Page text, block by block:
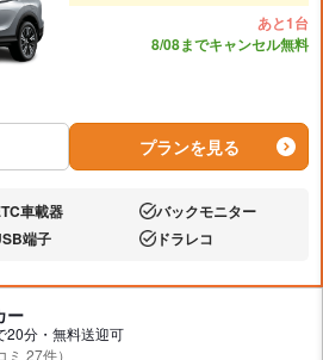
あと1台
8/08までキャンセル無料
プランを見る
車載器 あり:バックモニター
端子 あり:ドラレコ
ー
20分・無料送迎可
ミ 27件）